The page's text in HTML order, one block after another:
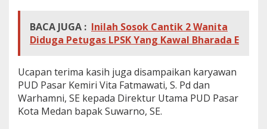
BACA JUGA : Inilah Sosok Cantik 2 Wanita
Diduga Petugas LPSK Yang Kawal Bharada E
Ucapan terima kasih juga disampaikan karyawan
PUD Pasar Kemiri Vita Fatmawati, S. Pd dan
Warhamni, SE kepada Direktur Utama PUD Pasar
Kota Medan bapak Suwarno, SE.